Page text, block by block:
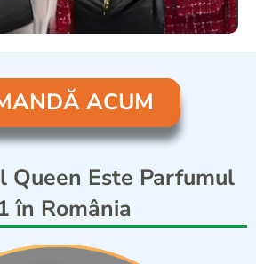
ACUM
Queen Este Parfumul
în România